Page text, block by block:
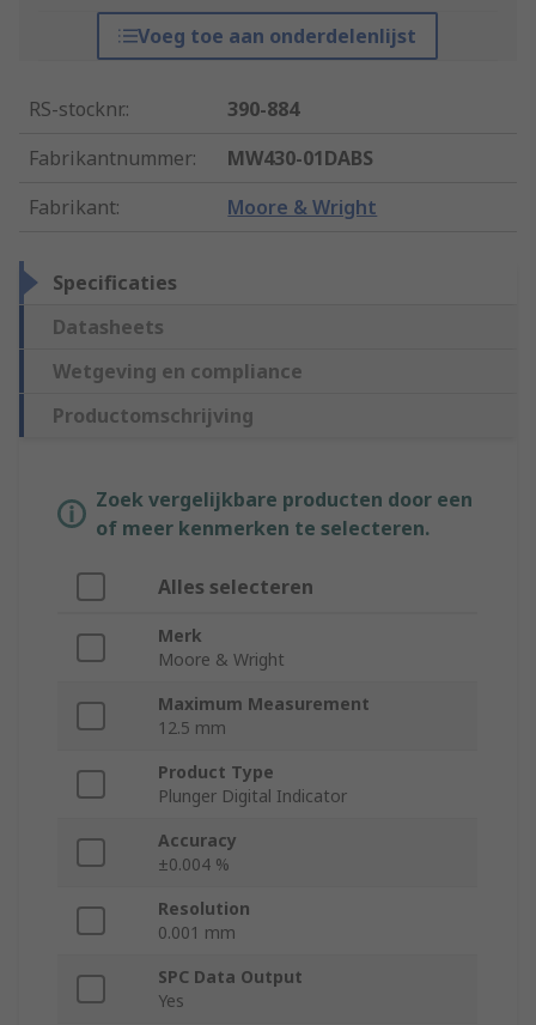
Voeg toe aan onderdelenlijst
RS-stocknr.:
390-884
Fabrikantnummer:
MW430-01DABS
Fabrikant: Moore & Wright
Specificaties
Datasheets
Wetgeving en compliance
Productomschrijving
Zoek vergelijkbare producten door een
of meer kenmerken te selecteren.
Alles selecteren
Merk
Moore & Wright
Maximum Measurement
12.5 mm
Product Type
Plunger Digital Indicator
Accuracy
±0.004 %
Resolution
0.001 mm
SPC Data Output
Yes